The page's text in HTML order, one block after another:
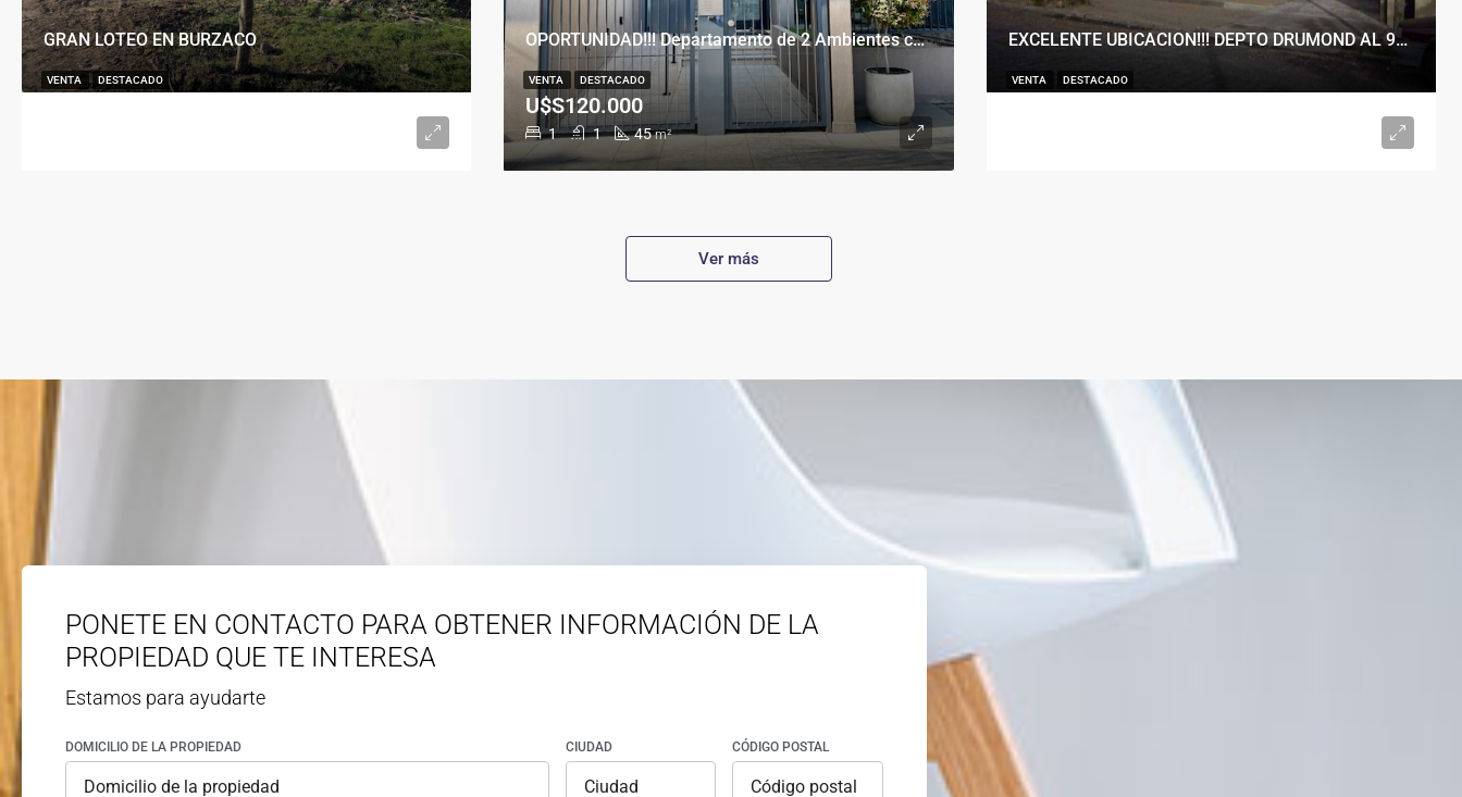
GRAN LOTEO EN BURZACO
VENTA DESTACADO
OPORTUNIDAD!!! Departamento de 2 Ambientes con Cochera en Banfield Este
1 1 45 m²
U$S120.000
VENTA DESTACADO
EXCELENTE UBICACION!!! DEPTO DRUMOND AL 900
VENTA DESTACADO
Ver más
PONETE EN CONTACTO PARA OBTENER INFORMACIÓN DE LA
PROPIEDAD QUE TE INTERESA
Estamos para ayudarte
DOMICILIO DE LA PROPIEDAD CIUDAD CÓDIGO POSTAL